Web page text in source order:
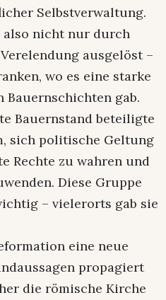
Selbstverwaltung.
also nicht nur durch
ausgelöst –
wo es eine starke
gab.
Bauernstand beteiligte
sich politische Geltung
Rechte zu wahren und
Diese Gruppe
– vielerorts gab sie
eine neue
propagiert
die römische Kirche